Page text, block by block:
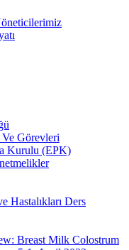
Görevleri
Kurulu (EPK)
Hastalıkları Ders
Breast Milk Colostrum